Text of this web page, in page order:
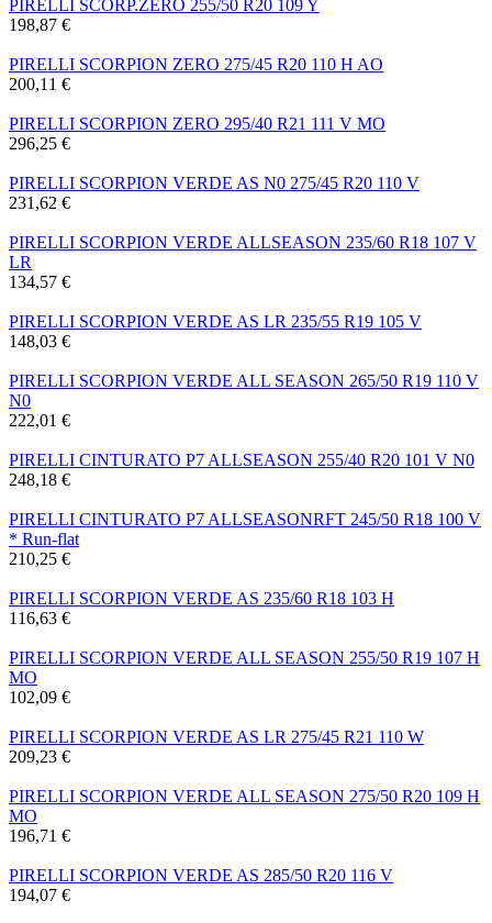
PIRELLI SCORP.ZERO 255/50 R20 109 Y
198,87 €
PIRELLI SCORPION ZERO 275/45 R20 110 H AO
200,11 €
PIRELLI SCORPION ZERO 295/40 R21 111 V MO
296,25 €
PIRELLI SCORPION VERDE AS N0 275/45 R20 110 V
231,62 €
PIRELLI SCORPION VERDE ALLSEASON 235/60 R18 107 V
LR
134,57 €
PIRELLI SCORPION VERDE AS LR 235/55 R19 105 V
148,03 €
PIRELLI SCORPION VERDE ALL SEASON 265/50 R19 110 V
N0
222,01 €
PIRELLI CINTURATO P7 ALLSEASON 255/40 R20 101 V N0
248,18 €
PIRELLI CINTURATO P7 ALLSEASONRFT 245/50 R18 100 V
* Run-flat
210,25 €
PIRELLI SCORPION VERDE AS 235/60 R18 103 H
116,63 €
PIRELLI SCORPION VERDE ALL SEASON 255/50 R19 107 H
MO
102,09 €
PIRELLI SCORPION VERDE AS LR 275/45 R21 110 W
209,23 €
PIRELLI SCORPION VERDE ALL SEASON 275/50 R20 109 H
MO
196,71 €
PIRELLI SCORPION VERDE AS 285/50 R20 116 V
194,07 €